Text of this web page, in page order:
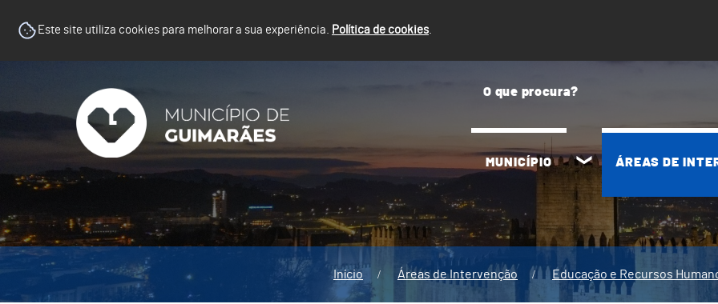
Este site utiliza cookies para melhorar a sua experiência. Política de cookies.
MUNICÍPIO ÁREAS DE
Início Áreas de Intervenção Educação e Recursos